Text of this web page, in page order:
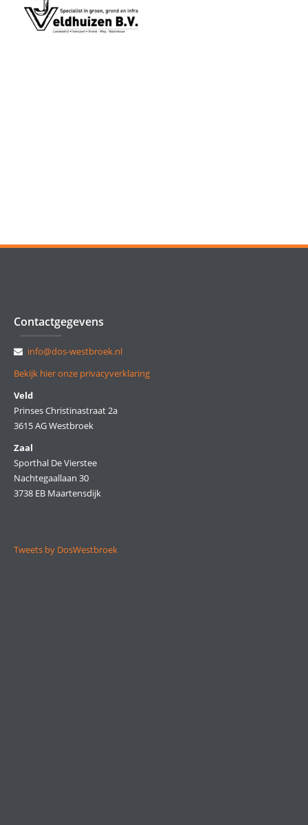
Contactgegevens
info@dos-westbroek.nl
Bekijk hier onze privacyverklaring
Veld
Prinses Christinastraat 2a
3615 AG Westbroek
Zaal
Sporthal De Vierstee
Nachtegaallaan 30
3738 EB Maartensdijk
Tweets by DosWestbroek